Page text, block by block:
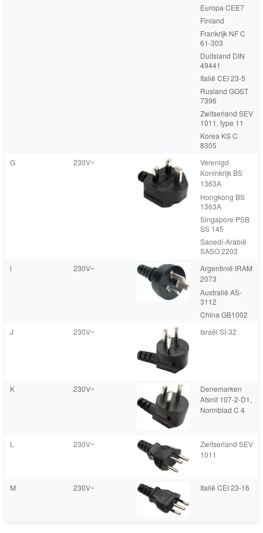
Europa CEE7
Finland
Frankrijk NF C
61-303
Duitsland DIN
49441
Italië CEI 23-5
Rusland GOST
7396
Zwitserland SEV
1011, type 11
Korea KS C
8305
G
230V~
Verenigd
Koninkrijk BS
1363A
Hongkong BS
1363A
Singapore PSB
SS 145
Saoedi-Arabië
SASO 2203
i
230V~
Argentinië IRAM
2073
Australië AS-
3112
China GB1002
J
230V~ Israël SI-32
K 230V~
Denemarken
Afsnit 107-2-D1,
Normblad C 4
L 230V~
Zwitserland SEV
1011
M 230V~ Italië CEI 23-16